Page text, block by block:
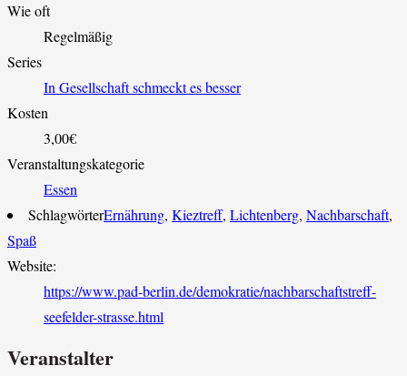
Wie oft
Regelmäßig
Series
In Gesellschaft schmeckt es besser
Kosten
3,00€
Veranstaltungskategorie
Essen
SchlagwörterErnährung, Kieztreff, Lichtenberg, Nachbarschaft,
Spaß
Website:
https://www.pad-berlin.de/demokratie/nachbarschaftstreff-
seefelder-strasse.html
Veranstalter